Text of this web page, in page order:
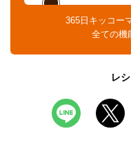
365日キッコー
全ての機
レ